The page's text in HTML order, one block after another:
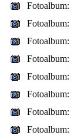
Fotoalbum:
Fotoalbum:
Fotoalbum:
Fotoalbum:
Fotoalbum:
Fotoalbum:
Fotoalbum:
Fotoalbum: